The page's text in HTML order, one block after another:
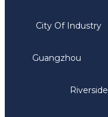
City Of Industry
Guangzhou
Riverside